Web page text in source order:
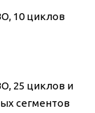
10 циклов
25 циклов и
сегментов